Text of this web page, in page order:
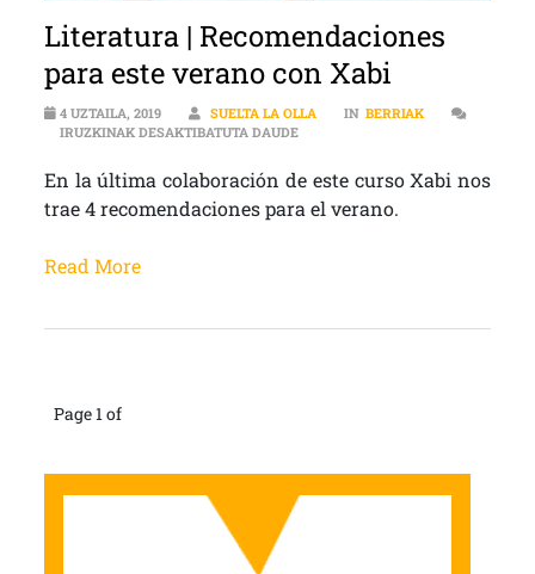
Literatura | Recomendaciones
para este verano con Xabi
4 UZTAILA, 2019 SUELTA LA OLLA IN BERRIAK
IRUZKINAK DESAKTIBATUTA DAUDELITERATURA |
En la última colaboración de este curso Xabi nos
trae 4 recomendaciones para el verano.
Read More
Page 1 of